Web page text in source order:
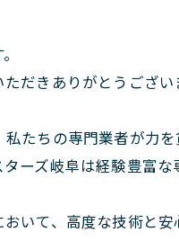
だきありがとうござい
たちの専門業者が力
ーズ岐阜は経験豊富
いて、高度な技術と